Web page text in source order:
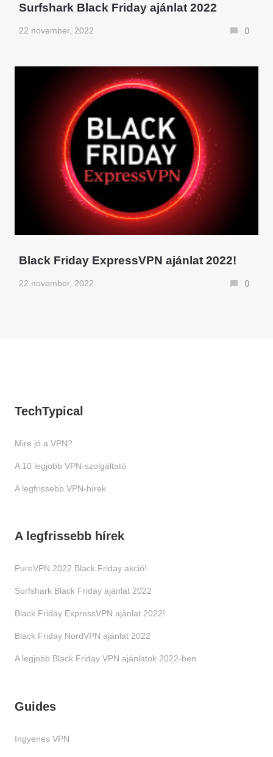
Surfshark Black Friday ajánlat 2022
22 november, 2022 0
Black Friday ExpressVPN ajánlat 2022!
22 november, 2022 0
TechTypical
Mire jó a VPN?
A 10 legjobb VPN-szolgáltató
A legfrissebb VPN-hírek
A legfrissebb hírek
PureVPN 2022 Black Friday akció!
Surfshark Black Friday ajánlat 2022
Black Friday ExpressVPN ajánlat 2022!
Black Friday NordVPN ajánlat 2022
A legjobb Black Friday VPN ajánlatok 2022-ben
Guides
Ingyenes VPN